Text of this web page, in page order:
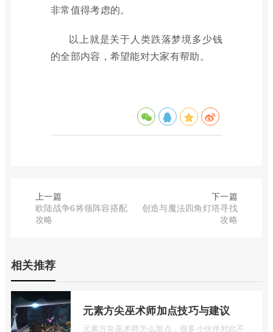
非常值得考虑的。
以上就是关于人类跌落梦境多少钱
的全部内容，希望能对大家有帮助。
上一篇
欧陆战争6将领阵容搭配
攻略
下一篇
创造与魔法四角灯塔寻找
攻略
相关推荐
元素方尖巫术师加点技巧与建议
元素方尖巫术师怎么加点，很多小伙伴对此不